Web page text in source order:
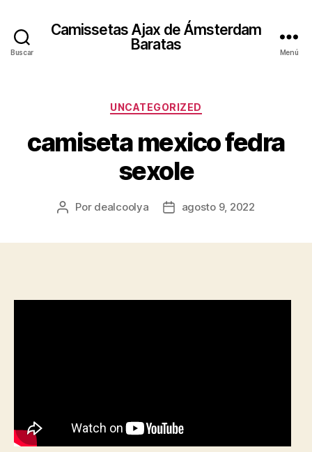
Buscar
Camissetas Ajax de Ámsterdam
Baratas
Menú
Categorías
UNCATEGORIZED
camiseta mexico fedra
sexole
Autor
Por dealcoolya
Fechaagosto 9, 2022